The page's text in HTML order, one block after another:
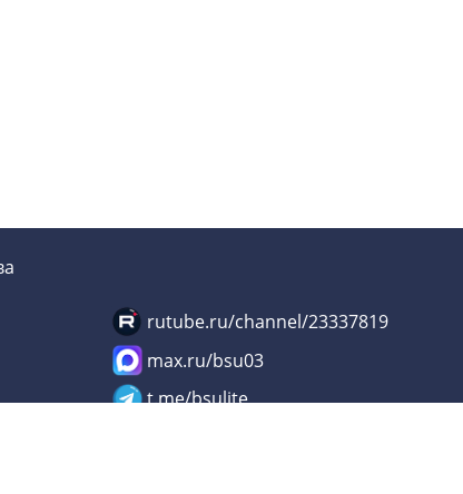
rutube.ru/channel/23337819
max.ru/bsu03
t.me/bsulite